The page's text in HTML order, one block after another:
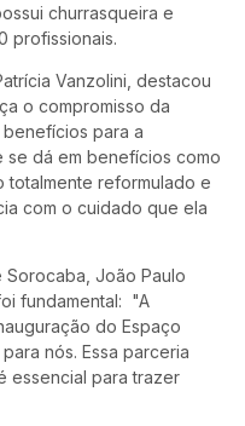
churrasqueira e
profissionais.
Vanzolini, destacou
o compromisso da
benefícios para a
dá em benefícios como
totalmente reformulado e
com o cuidado que ela
João Paulo
fundamental: "A
do Espaço
nós. Essa parceria
essencial para trazer